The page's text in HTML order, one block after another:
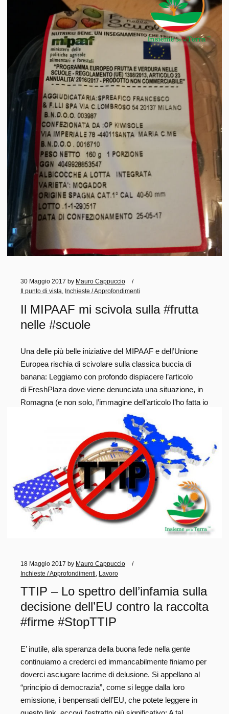
30 Maggio 2017 by Mauro Cappuccio
Il punto di vista
Inchieste / Approfondimenti
Il MIPAAF mi scivola sulla #frutta
nelle #scuole
Una delle più belle iniziative del MIPAAF e dell’Unione
Europea rischia di scivolare sulla classica buccia di
banana: Leggiamo con profondo dispiacere l’articolo
di FreshPlaza dove viene denunciata una situazione, in
Romagna (e non solo, l’immagine dell’articolo l’ho fatta io
stesso da una confezione di pesche), decisamente
sconveniente. Non si può dare delle pesche spagnole,
raccolte 8 giorni prima (!!) ai bambini nelle scuole,
quando molti produttori italiani le lasciano MARCIRE
sugli alberi! Non si può perchè la filiera è TROPPO
LUNGA e non permette a chi gestisce il progetto di
avere dei prezzi adeguati al servizio, quindi chi vince è il
produttore estero. Da capitolato si prevede l’uso di frutta
che proviene da tutta la Comunità Europea, quindi nulla
è andato fuori dalle regole, ma quando abbiamo già tutto
mercato oppure veramente dalla Spagna arriva frutta
Read more
QUALITÀ TROPPA BUROCRAZIA TROPPE TASSE
18 Maggio 2017 by Mauro Cappuccio
Inchieste / Approfondimenti
Lavoro
TTIP – Lo spettro dell’infamia sulla
decisione dell’EU contro la raccolta
#firme #StopTTIP
E’ inutile, alla speranza della buona fede nella gente
continuiamo a crederci ed immancabilmente finiamo per
doverci asciugare lacrime di delusione. Si appellano al
“principio di democrazia”, come si legge dalla loro
emissione, i benpensati dell’EU, che potete leggere in